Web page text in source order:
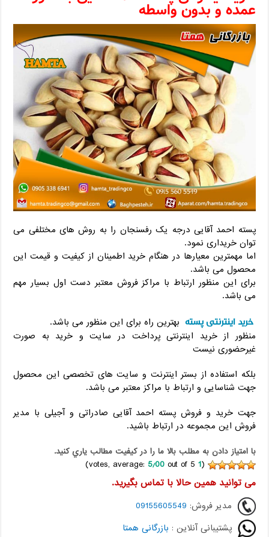
عمده و بدون واسطه
پسته احمد آقایی درجه یک رفسنجان را به روش های مختلفی می
توان خریداری نمود.
اما مهمترین معیارها در هنگام خرید اطمینان از کیفیت و قیمت این
محصول می باشد.
برای این منظور ارتباط با مراکز فروش معتبر دست اول بسیار مهم
می باشد.
خرید اینترنتی پسته بهترین راه برای این منظور می باشد.
منظور از خرید اینترنتی پرداخت در سایت و خرید به صورت
غیرحضوری نیست
بلکه استفاده از بستر اینترنت و سایت های تخصصی این محصول
جهت شناسایی و ارتباط با مراکز معتبر می باشد.
جهت خرید و فروش پسته احمد آقایی صادراتی و آجیلی با مدیر
فروش این مجموعه در ارتباط باشید.
با امتياز دادن به مطلب بالا ما را در کيفيت مطالب ياري کنيد.
(
1 5٫00out of 5)
می توانید همین حالا با تماس بگیرید.
مدیر فروش: 09155605549
پشتیبانی آنلاین : بازرگانی همتا